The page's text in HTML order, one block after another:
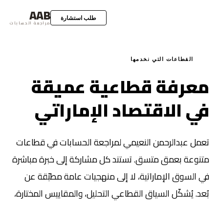
AAB
مراجعة الحسابات
طلب استشارة
القطاعات التي نخدمها
معرفة قطاعية عميقة
في الاقتصاد الإماراتي
تعمل عبدالرحمن النعيمي لمراجعة الحسابات في قطاعات
متنوعة بعمق متسق. تستند كل مشاركة إلى خبرة مباشرة
في السوق الإماراتية، لا إلى منهجيات عامة مطبّقة عن
بُعد. يُشكّل السياق القطاعي التحليل، والمقاييس المختارة،